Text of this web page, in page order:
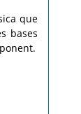
que
bases